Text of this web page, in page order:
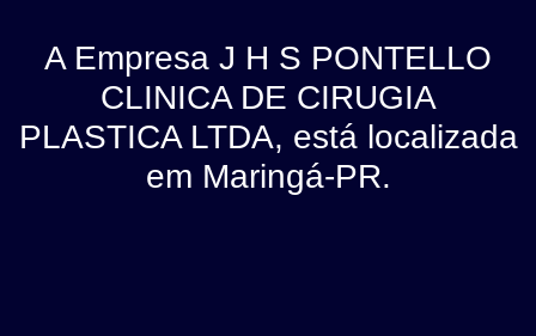
A Empresa J H S PONTELLO
CLINICA DE CIRUGIA
PLASTICA LTDA, está localizada
em Maringá-PR.